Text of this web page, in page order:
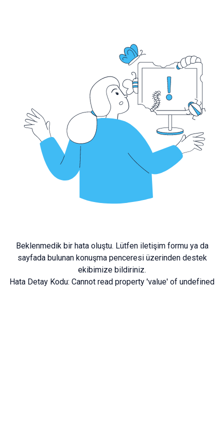
Beklenmedik bir hata oluştu. Lütfen iletişim formu ya da
sayfada bulunan konuşma penceresi üzerinden destek
ekibimize bildiriniz.
Hata Detay Kodu: Cannot read property 'value' of undefined